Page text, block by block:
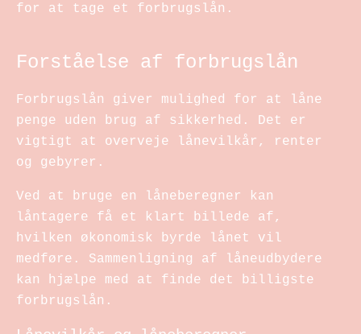
for at tage et forbrugslån.
Forståelse af forbrugslån
Forbrugslån giver mulighed for at låne
penge uden brug af sikkerhed. Det er
vigtigt at overveje lånevilkår, renter
og gebyrer.
Ved at bruge en låneberegner kan
låntagere få et klart billede af,
hvilken økonomisk byrde lånet vil
medføre. Sammenligning af låneudbydere
kan hjælpe med at finde det billigste
forbrugslån.